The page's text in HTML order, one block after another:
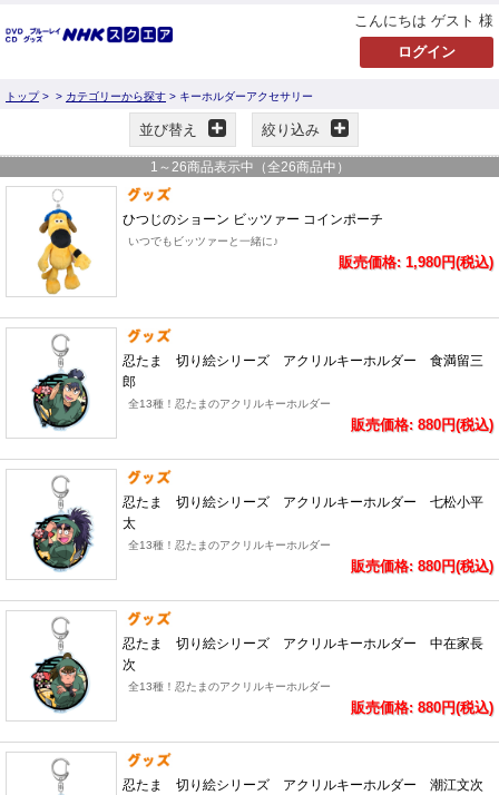
こんにちは ゲスト 様
トップ> > カテゴリーから探す > キーホルダーアクセサリー
並び替え 絞り込み
1 ～ 26商品表示中（全26商品中）
ひつじのショーン ビッツァー コインポーチ
いつでもビッツァーと一緒に♪
販売価格: 1,980円(税込)
忍たま 切り絵シリーズ アクリルキーホルダー 食満留三
郎
全13種！忍たまのアクリルキーホルダー
販売価格: 880円(税込)
忍たま 切り絵シリーズ アクリルキーホルダー 七松小平
太
全13種！忍たまのアクリルキーホルダー
販売価格: 880円(税込)
忍たま 切り絵シリーズ アクリルキーホルダー 中在家長
次
全13種！忍たまのアクリルキーホルダー
販売価格: 880円(税込)
忍たま 切り絵シリーズ アクリルキーホルダー 潮江文次